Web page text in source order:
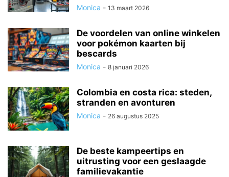
Monica - 13 maart 2026
De voordelen van online winkelen
voor pokémon kaarten bij
bescards
Monica - 8 januari 2026
Colombia en costa rica: steden,
stranden en avonturen
Monica - 26 augustus 2025
De beste kampeertips en
uitrusting voor een geslaagde
familievakantie